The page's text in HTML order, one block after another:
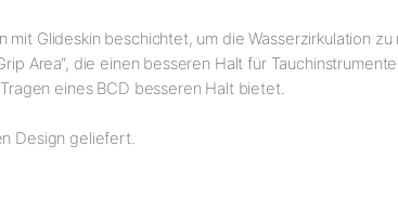
Glideskin beschichtet, um die Wasserzirkulation
Area“, die einen besseren Halt für
eines BCD besseren Halt bietet.
Design geliefert.